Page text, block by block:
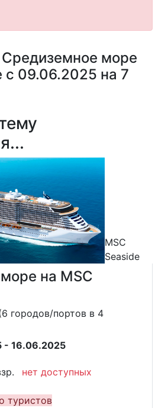
море
с 09.06.2025 на 7
MSC
Seaside
на MSC
городов/портов в 4
- 16.06.2025
нет доступных
туристов